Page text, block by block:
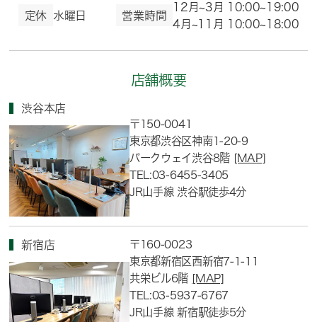
定休 水曜日 営業時間
12月~3月 10:00~19:00
4月~11月 10:00~18:00
店舗概要
渋谷本店
〒150-0041
東京都渋谷区神南1-20-9
パークウェイ渋谷8階 [MAP]
TEL:03-6455-3405
JR山手線 渋谷駅徒歩4分
新宿店
〒160-0023
東京都新宿区西新宿7-1-11
共栄ビル6階 [MAP]
TEL:03-5937-6767
JR山手線 新宿駅徒歩5分